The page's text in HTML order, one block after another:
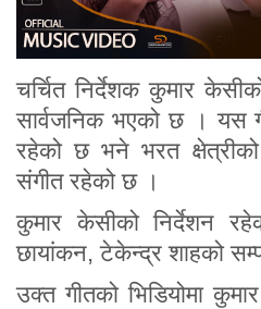
चर्चित निर्देशक कुमार
सार्वजनिक भएको छ । यस
रहेको छ भने भरत
संगीत रहेको छ ।
कुमार केसीको निर्देशन
छायांकन, टेकेन्द्र शाहको
उक्त गीतको भिडियोमा